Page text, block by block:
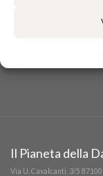
Il Pianeta della
Via U. Cavalcanti, 3/5